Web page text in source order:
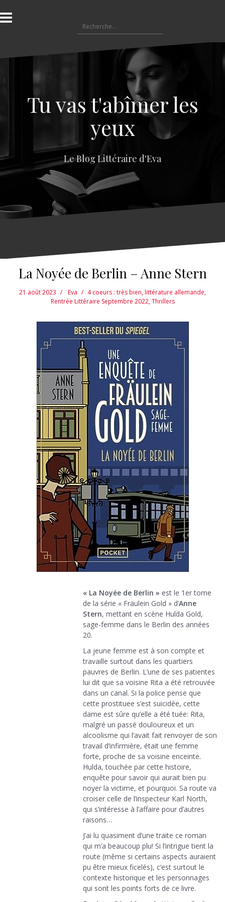
l
a
e
e
Tu vas t'abîmer les
yeux
Le Blog Littéraire d'Eva
La Noyée de Berlin – Anne Stern
21 août 2023 Eva 4 coeurs : très bien,littérature allemande,
Rentrée Littéraire Septembre 2022,Thrillers
« La Noyée de Berlin » est le 1er tome
de la série « Fräulein Gold » d’Anne
Stern, mettant en scène Hulda Gold,
sage-femme dans le Berlin des années
20.
La jeune femme est à son compte et
travaille surtout dans les quartiers
pauvres de Berlin. L’une de ses patientes
lui dit que sa voisine Rita a été retrouvée
dans un canal. Si la police pense que
cette prostituee s’est suicidée, cette
dame est sûre qu’elle a été tuée: Rita,
malgré un passé douloureux et un
alcoolisme qui l’avait fait renvoyer de son
travail d’infirmière, était une femme
forte, proche de sa voisine enceinte.
Hulda, touchée par cette histoire,
enquête pour savoir qui aurait bien pu
noyer la victime, et pourquoi. Sa route va
croiser celle de l’inspecteur Karl North,
qui s’intéresse à l’affaire pour d’autres
raisons…
J’ai lu quasiment d’une traite ce roman
qui m’a beaucoup plu! Si l’intrigue tient la
route (même si certains aspects auraient
pu être mieux ficelés), c’est surtout le
contexte historique et les personnages
qui sont les points forts de ce livre.